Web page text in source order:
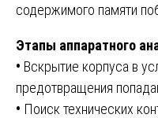
содержимого памяти
Этапы аппаратного
• Вскрытие корпуса в
предотвращения
• Поиск технических